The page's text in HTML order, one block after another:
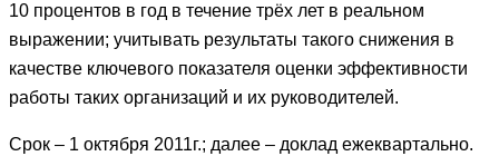
10 процентов в год в течение трёх лет в реальном
выражении; учитывать результаты такого снижения в
качестве ключевого показателя оценки эффективности
работы таких организаций и их руководителей.
Срок – 1 октября 2011г.; далее – доклад ежеквартально.